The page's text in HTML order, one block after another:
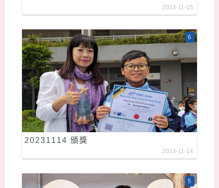
2023-11-15
20231114 頒獎
6
2023-11-14
5